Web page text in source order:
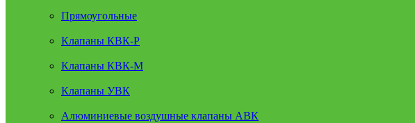
Прямоугольные
Клапаны КВК-Р
Клапаны КВК-М
Клапаны УВК
Алюминиевые воздушные клапаны АВК